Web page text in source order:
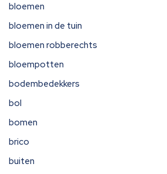
bloemen
bloemen in de tuin
bloemen robberechts
bloempotten
bodembedekkers
bol
bomen
brico
buiten